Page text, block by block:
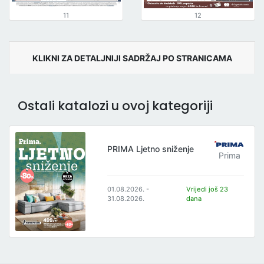
11 12
KLIKNI ZA DETALJNIJI SADRŽAJ PO STRANICAMA
Ostali katalozi u ovoj kategoriji
PRIMA Ljetno sniženje
Prima
01.08.2026. -
31.08.2026.
Vrijedi još 23
dana